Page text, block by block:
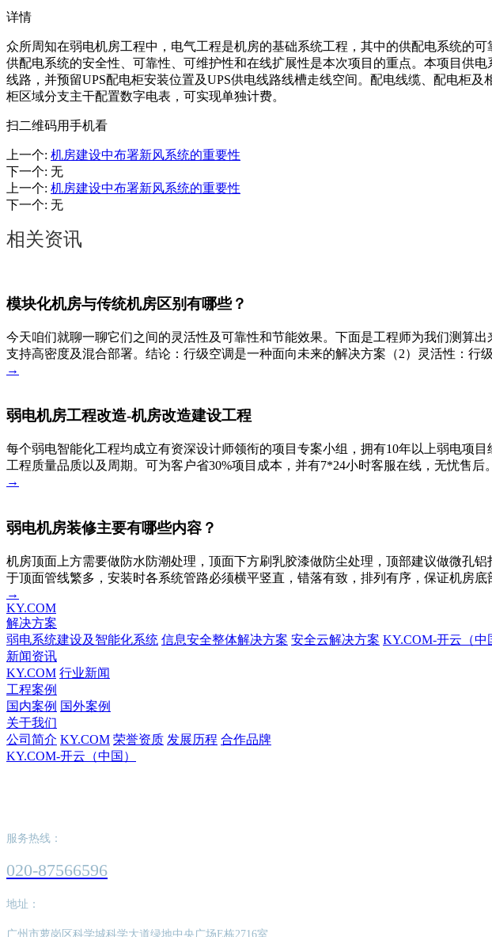
详情
众所周知在弱电机房工程中，电气工程是机房的基础系统工程，其中的供配电系统的
供配电系统的安全性、可靠性、可维护性和在线扩展性是本次项目的重点。本项目供
线路，并预留UPS配电柜安装位置及UPS供电线路线槽走线空间。配电线缆、配电柜
柜区域分支主干配置数字电表，可实现单独计费。
扫二维码用手机看
上一个: 机房建设中布署新风系统的重要性
下一个: 无
上一个: 机房建设中布署新风系统的重要性
下一个: 无
相关资讯
模块化机房与传统机房区别有哪些？
今天咱们就聊一聊它们之间的灵活性及可靠性和节能效果。下面是工程师为我们测算
支持高密度及混合部署。结论：行级空调是一种面向未来的解决方案（2）灵活性：行
→
弱电机房工程改造-机房改造建设工程
每个弱电智能化工程均成立有资深设计师领衔的项目专案小组，拥有10年以上弱电项
工程质量品质以及周期。可为客户省30%项目成本，并有7*24小时客服在线，无忧售后。
→
弱电机房装修主要有哪些内容？
机房顶面上方需要做防水防潮处理，顶面下方刷乳胶漆做防尘处理，顶部建议做微孔
于顶面管线繁多，安装时各系统管路必须横平竖直，错落有致，排列有序，保证机房底
→
KY.COM
解决方案
弱电系统建设及智能化系统 信息安全整体解决方案 安全云解决方案 KY.COM-开云（中
新闻资讯
KY.COM 行业新闻
工程案例
国内案例 国外案例
关于我们
公司简介 KY.COM 荣誉资质 发展历程 合作品牌
KY.COM-开云（中国）
服务热线：
020-87566596
地址：
广州市萝岗区科学城科学大道绿地中央广场E栋2716室